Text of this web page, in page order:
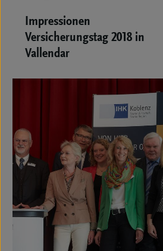
Impressionen
Versicherungstag 2018 in
Vallendar